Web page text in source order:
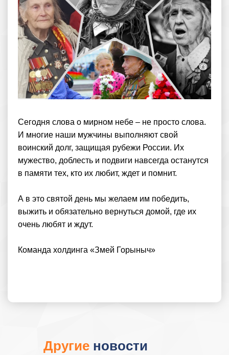
Сегодня слова о мирном небе – не просто слова.
И многие наши мужчины выполняют свой
воинский долг, защищая рубежи России. Их
мужество, доблесть и подвиги навсегда останутся
в памяти тех, кто их любит, ждет и помнит.
А в это святой день мы желаем им победить,
выжить и обязательно вернуться домой, где их
очень любят и ждут.
Команда холдинга «Змей Горыныч»
Другие новости